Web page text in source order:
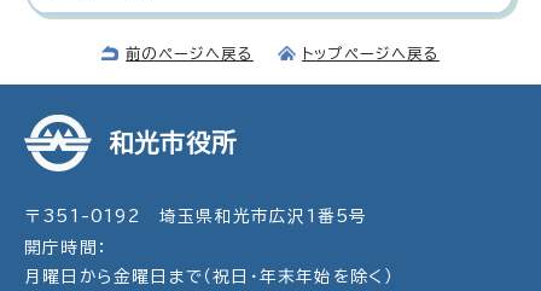
前のページへ戻る トップページへ戻る
和光市役所
〒351-0192 埼玉県和光市広沢1番5号
開庁時間：
月曜日から金曜日まで（祝日・年末年始を除く）